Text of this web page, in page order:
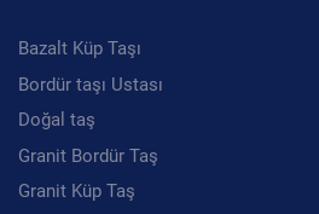
Bazalt Küp Taşı
Bordür taşı Ustası
Doğal taş
Granit Bordür Taş
Granit Küp Taş